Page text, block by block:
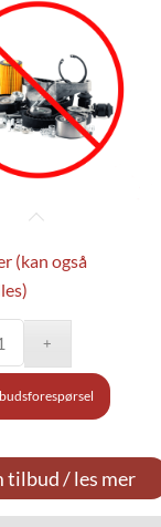
(kan også
tilbud / les mer